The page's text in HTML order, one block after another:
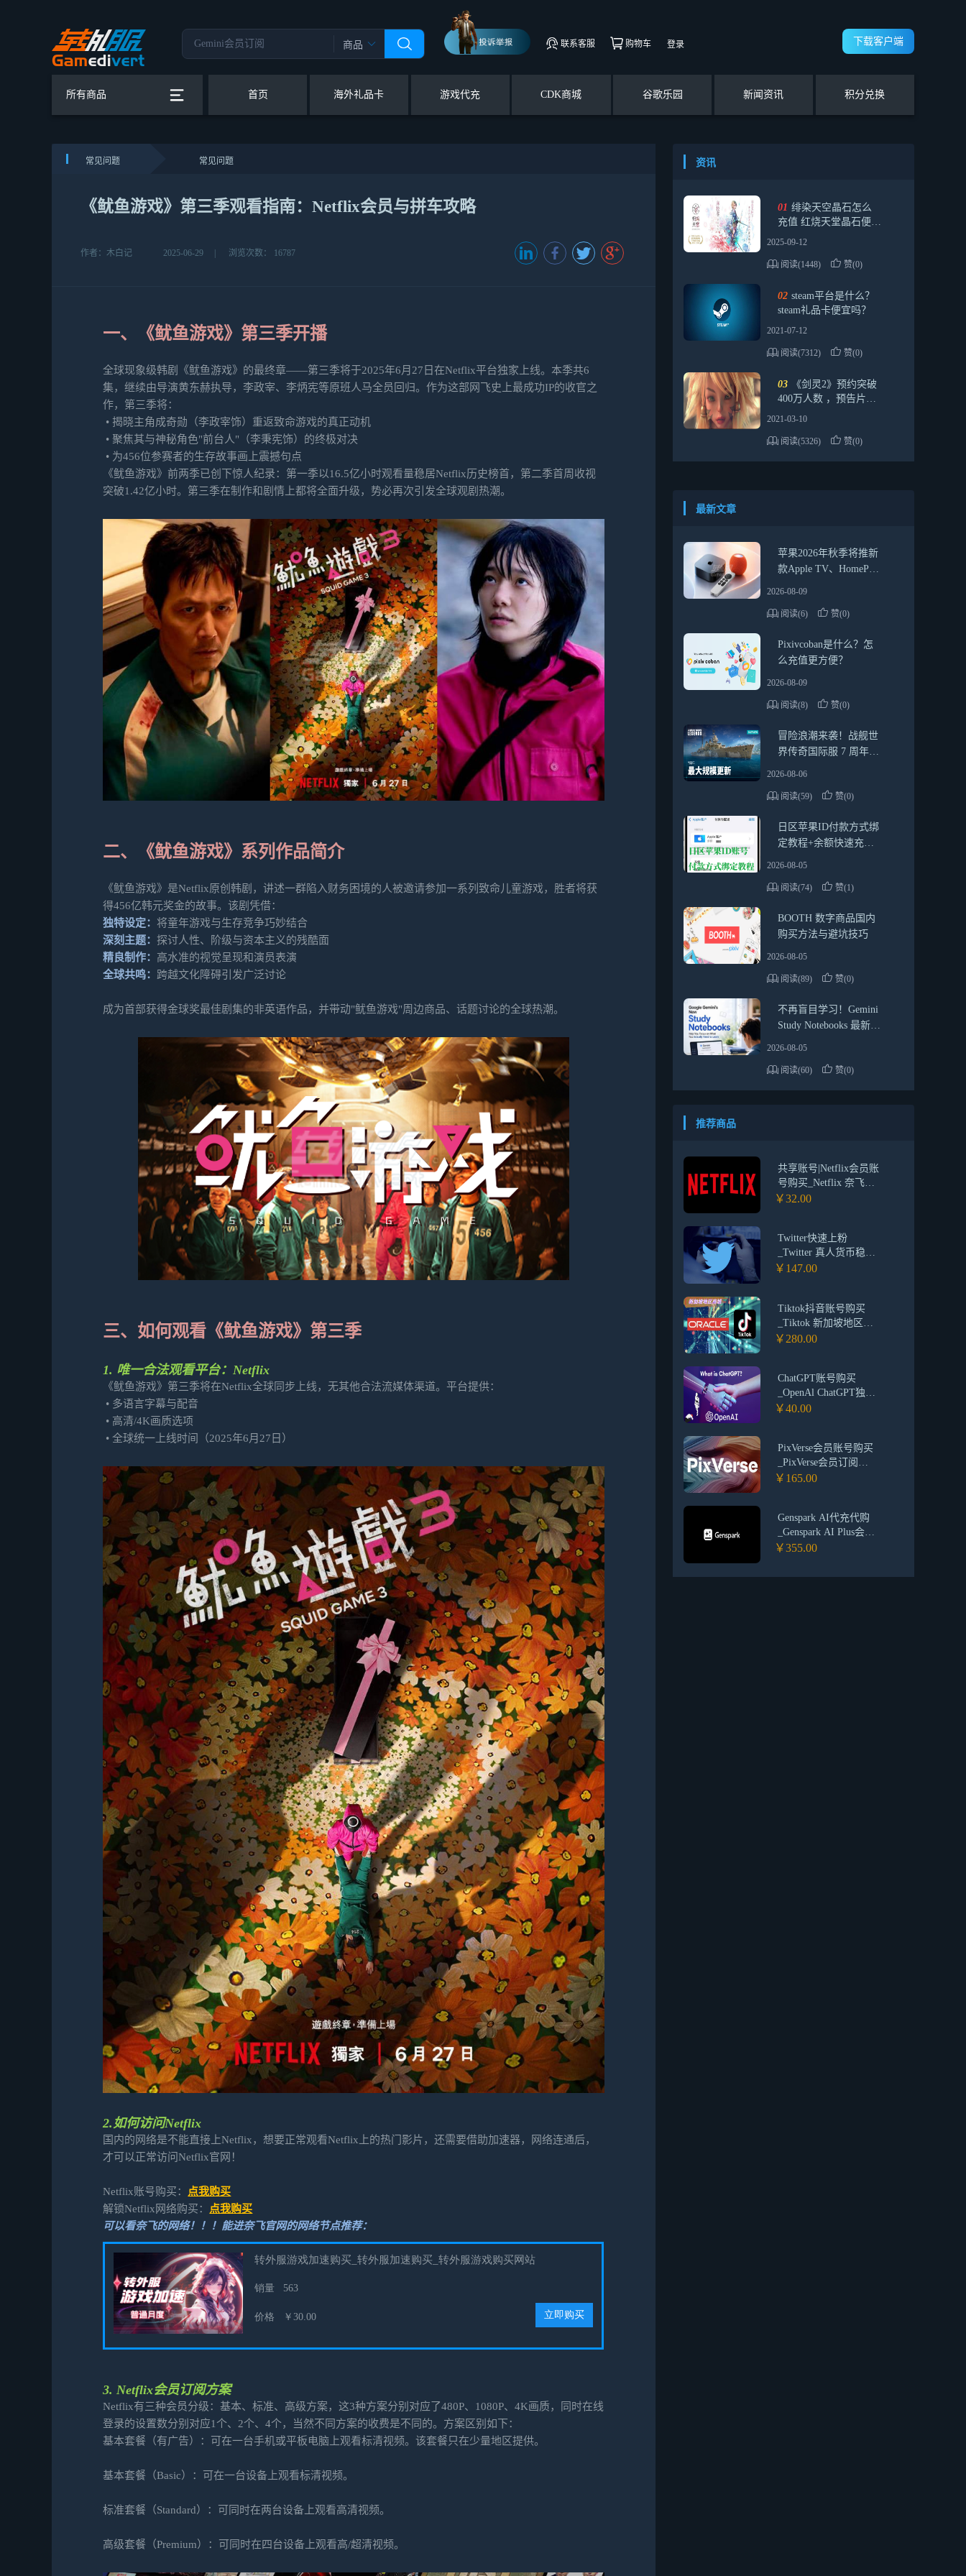
商品 联系客服 购物车 登录 下载客户端
所有商品 首页 海外礼品卡 游戏代充 CDK商城 谷歌乐园 新闻资讯 积分兑换
常见问题 常见问题
《鱿鱼游戏》第三季观看指南：Netflix会员与拼车攻略
作者：木白记 2025-06-29 浏览次数： 16787
一、《鱿鱼游戏》第三季开播
全球现象级韩剧《鱿鱼游戏》的最终章——第三季将于2025年6月27日在Netflix平台独家上线。本季共6
集，继续由导演黄东赫执导，李政宰、李炳宪等原班人马全员回归。作为这部网飞史上最成功IP的收官之
作，第三季将：
• 揭晓主角成奇勋（李政宰饰）重返致命游戏的真正动机
• 聚焦其与神秘角色"前台人"（李秉宪饰）的终极对决
• 为456位参赛者的生存故事画上震撼句点
《鱿鱼游戏》前两季已创下惊人纪录：第一季以16.5亿小时观看量稳居Netflix历史榜首，第二季首周收视
突破1.42亿小时。第三季在制作和剧情上都将全面升级，势必再次引发全球观剧热潮。
二、《鱿鱼游戏》系列作品简介
《鱿鱼游戏》是Netflix原创韩剧，讲述一群陷入财务困境的人被邀请参加一系列致命儿童游戏，胜者将获
得456亿韩元奖金的故事。该剧凭借：
独特设定：将童年游戏与生存竞争巧妙结合
深刻主题：探讨人性、阶级与资本主义的残酷面
精良制作： 高水准的视觉呈现和演员表演
全球共鸣： 跨越文化障碍引发广泛讨论
成为首部获得金球奖最佳剧集的非英语作品，并带动"鱿鱼游戏"周边商品、话题讨论的全球热潮。
三、如何观看《鱿鱼游戏》第三季
1. 唯一合法观看平台：Netflix
《鱿鱼游戏》第三季将在Netflix全球同步上线，无其他合法流媒体渠道。平台提供：
• 多语言字幕与配音
• 高清/4K画质选项
• 全球统一上线时间（2025年6月27日）
2.如何访问Netflix
国内的网络是不能直接上Netflix，想要正常观看Netflix上的热门影片，还需要借助加速器，网络连通后，
才可以正常访问Netflix官网！
Netflix账号购买： 点我购买
解锁Netflix网络购买： 点我购买
可以看奈飞的网络！！！能进奈飞官网的网络节点推荐：
3. Netflix会员订阅方案
Netflix有三种会员分级：基本、标准、高级方案，这3种方案分别对应了480P、1080P、4K画质，同时在线
登录的设置数分别对应1个、2个、4个，当然不同方案的收费是不同的。方案区别如下：
基本套餐（有广告）：可在一台手机或平板电脑上观看标清视频。该套餐只在少量地区提供。
基本套餐（Basic）：可在一台设备上观看标清视频。
标准套餐（Standard）：可同时在两台设备上观看高清视频。
高级套餐（Premium）：可同时在四台设备上观看高/超清视频。
资讯
01 绯染天空晶石怎么
充值 红烧天堂晶石便捷
获取指南
2025-09-12
阅读(1448) 赞(0)
02 steam平台是什么？
steam礼品卡便宜吗？
2021-07-12
阅读(7312) 赞(0)
03
《剑灵2》预约突破
400万人数 ，预告片公
布
2021-03-10
阅读(5326) 赞(0)
最新文章
苹果2026年秋季将推新
款Apple TV、HomePod
2026-08-09
阅读(6) 赞(0)
Pixivcoban是什么？怎
么充值更方便？
2026-08-09
阅读(8) 赞(0)
冒险浪潮来袭！战舰世
界传奇国际服 7 周年最
2026-08-06
阅读(59) 赞(0)
日区苹果ID付款方式绑
定教程+余额快速充值
2026-08-05
阅读(74) 赞(1)
BOOTH 数字商品国内
购买方法与避坑技巧
2026-08-05
阅读(89) 赞(0)
不再盲目学习！Gemini
Study Notebooks 最新使
2026-08-05
阅读(60) 赞(0)
推荐商品
共享账号|Netflix会员账
号购买_Netflix 奈飞标
准账号_Netflix会员账
￥32.00
Twitter快速上粉
_Twitter 真人货币稳定
粉丝上粉_推特刷粉平
￥147.00
Tiktok抖音账号购买
_Tiktok 新加坡地区商
城账号_国际版海外抖
￥280.00
ChatGPT账号购买
_OpenAl ChatGPT独享
成品账号购买_
￥40.00
PixVerse会员账号购买
_PixVerse会员订阅
_PixVerse代充值订阅
￥165.00
Genspark AI代充代购
_Genspark AI Plus会员
订阅服务开通_Genspark
￥355.00